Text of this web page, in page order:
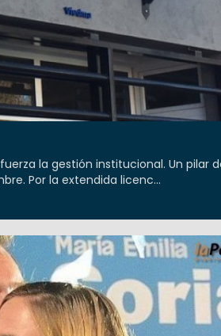
la gestión institucional. Un pilar
Por la extendida licenc...